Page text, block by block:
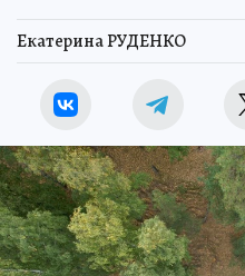
Екатерина РУДЕНКО